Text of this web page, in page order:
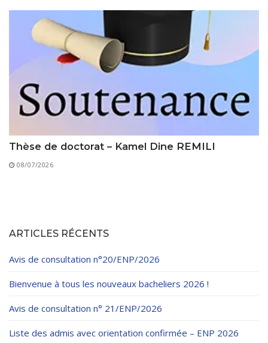
Thèse de doctorat – Kamel Dine REMILI
08/07/2026
ARTICLES RÉCENTS
Avis de consultation n°20/ENP/2026
Bienvenue à tous les nouveaux bacheliers 2026 !
Avis de consultation n° 21/ENP/2026
Liste des admis avec orientation confirmée – ENP 2026